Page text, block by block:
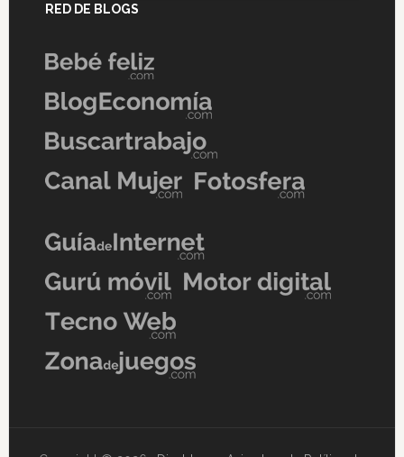
RED DE BLOGS